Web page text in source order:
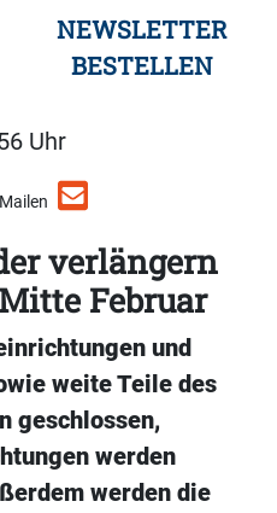
NEWSLETTER
BESTELLEN
Uhr
Mailen
verlängern
Februar
und
weite Teile des
geschlossen,
werden
werden die